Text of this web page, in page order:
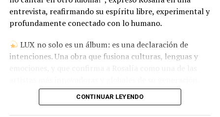
entrevista, reafirmando su espíritu libre, experimental y
profundamente conectado con lo humano.
LUX no solo es un álbum: es una declaración de
intenciones. Una obra que fusiona culturas, lenguas y
CONTINUAR LEYENDO